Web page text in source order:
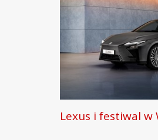
Lexus i festiwal w